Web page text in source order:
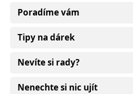
Poradíme vám
Tipy na dárek
Nevíte si rady?
Nenechte si nic ujít